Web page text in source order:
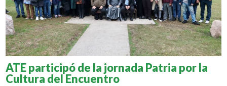
ATE participó de la jornada Patria por la
Cultura del Encuentro